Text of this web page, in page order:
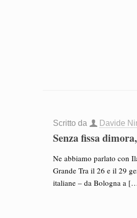
Scritto da Davide
Senza fissa
Ne abbiamo parlato con
Grande Tra il 26 e il 29
italiane – da Bologna a